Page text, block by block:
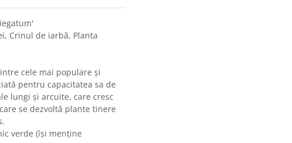
Crinul de iarbă, Planta
cele mai populare și
pentru capacitatea sa de
lungi și arcuite, care cresc
se dezvoltă plante tinere
verde (își menține